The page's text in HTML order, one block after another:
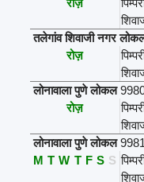
रोज़
तलेगांव शिवाजी नगर
रोज़
लोनावाला पुणे लोकल
रोज़
लोनावाला पुणे लोकल
M T W T F S S